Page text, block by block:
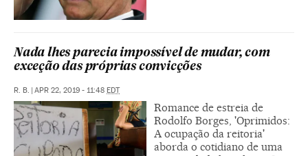
Nada lhes parecia impossível de mudar, com
exceção das próprias convicções
R. B. | APR 22, 2019 - 11:48 EDT
Romance de estreia de
Rodolfo Borges, 'Oprimidos:
A ocupação da reitoria'
aborda o cotidiano de uma